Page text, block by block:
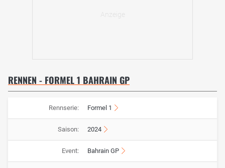
RENNEN - FORMEL 1 BAHRAIN GP
Rennserie: Formel 1
Saison: 2024
Event: Bahrain GP